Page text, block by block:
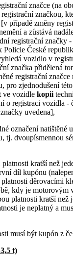
značce (na
značkou,
případě změny
a zůstává
registrační značky
Policie České
vozidlo v
značka přidělená
registrační značce
pro zjednodušení
ve vozidle kopii
o registraci vozidla -
uvedena],
označení natištěné
tj. dvoupísmennou
kratší než
díl kupónu
děrovacími
kdy je motorovým
platnosti kratší než
je neplatný a
musí být kupón z
t)